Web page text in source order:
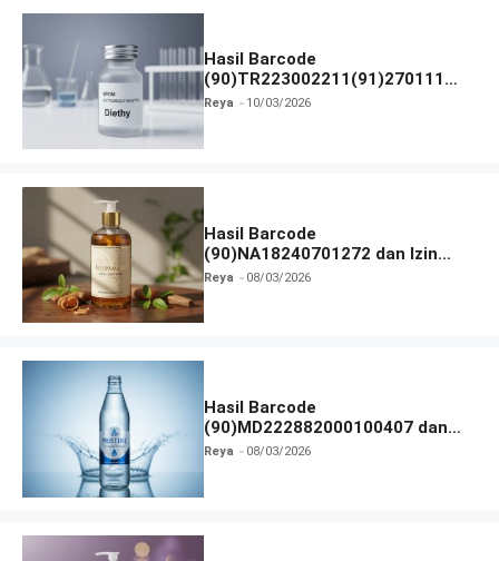
Hasil Barcode
(90)TR223002211(91)270111
dan Izin BPOM
Reya 10/03/2026
Hasil Barcode
(90)NA18240701272 dan Izin
BPOM
Reya 08/03/2026
Hasil Barcode
(90)MD222882000100407 dan
Izin BPOM
Reya 08/03/2026